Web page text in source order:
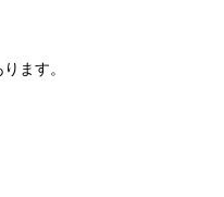
ます。